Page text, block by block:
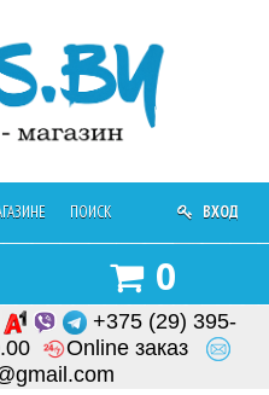
ПОИСК ОБРАТНАЯ СВЯЗЬ
ВХОД
0
+375 (29) 395-
Online заказ